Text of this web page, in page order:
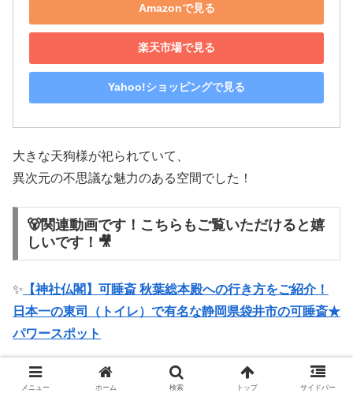
Amazonで見る
楽天市場で見る
Yahoo!ショッピングで見る
大きな天狗様が祀られていて、
異次元の不思議な魅力のある空間でした！
🐻関連動画です！こちらもご覧いただけると嬉
しいです！🎥
✨ 【神社仏閣】可睡斎 秋葉総本殿への行き方をご紹介！
日本一の東司（トイレ）で有名な静岡県袋井市の可睡斎★
パワースポット
【神社仏閣】日本最大級のひなまつりは圧巻のド迫力！
メニュー ホーム 検索 トップ サイドバー